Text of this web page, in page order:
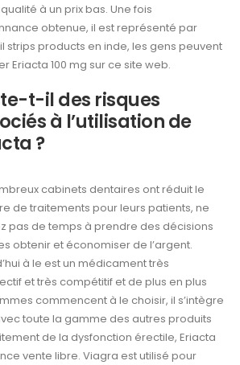
à un prix bas. Une fois
obtenue, il est représenté par
strips products en inde, les gens peuvent
Eriacta 100 mg sur ce site web.
t-il des risques
à l’utilisation de
?
cabinets dentaires ont réduit le
de traitements pour leurs patients, ne
pas de temps à prendre des décisions
obtenir et économiser de l’argent.
à le est un médicament très
et très compétitif et de plus en plus
commencent à le choisir, il s’intègre
toute la gamme des autres produits
de la dysfonction érectile, Eriacta
vente libre. Viagra est utilisé pour